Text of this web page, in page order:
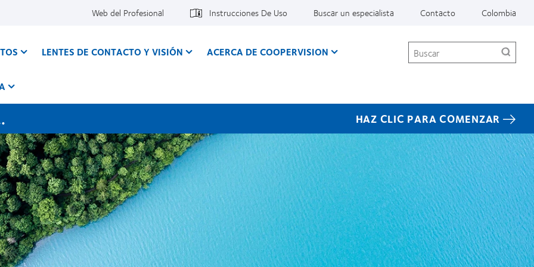
Web del Profesional Instrucciones De Uso Buscar un especialista Contacto Colombia
LENTES DE CONTACTO Y VISIÓN ACERCA DE COOPERVISION Buscar
HAZ CLIC PARA COMENZAR